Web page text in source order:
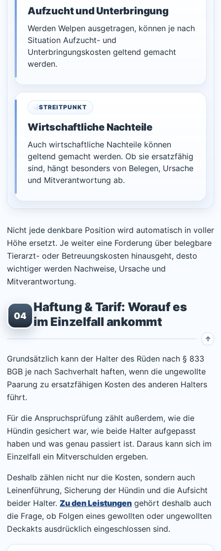
Aufzucht und Unterbringung
Werden Welpen ausgetragen, können je nach
Situation Aufzucht- und
Unterbringungskosten geltend gemacht
werden.
STREITPUNKT
Wirtschaftliche Nachteile
Auch wirtschaftliche Nachteile können
geltend gemacht werden. Ob sie ersatzfähig
sind, hängt besonders von Belegen, Ursache
und Mitverantwortung ab.
Nicht jede denkbare Position wird automatisch in voller
Höhe ersetzt. Je weiter eine Forderung über belegbare
Tierarzt- oder Betreuungskosten hinausgeht, desto
wichtiger werden Nachweise, Ursache und
Mitverantwortung.
04
Haftung & Tarif: Worauf es
im Einzelfall ankommt
Grundsätzlich kann der Halter des Rüden nach § 833
BGB je nach Sachverhalt haften, wenn die ungewollte
Paarung zu ersatzfähigen Kosten des anderen Halters
führt.
Für die Anspruchsprüfung zählt außerdem, wie die
Hündin gesichert war, wie beide Halter aufgepasst
haben und was genau passiert ist. Daraus kann sich im
Einzelfall ein Mitverschulden ergeben.
Deshalb zählen nicht nur die Kosten, sondern auch
Leinenführung, Sicherung der Hündin und die Aufsicht
beider Halter. Zu den Leistungen gehört deshalb auch
die Frage, ob Folgen eines gewollten oder ungewollten
Deckakts ausdrücklich eingeschlossen sind.